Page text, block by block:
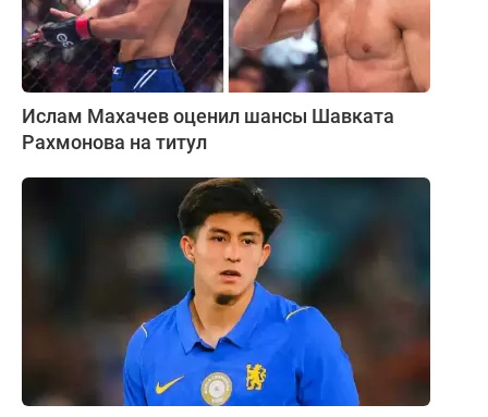
Ислам Махачев оценил шансы Шавката
Рахмонова на титул